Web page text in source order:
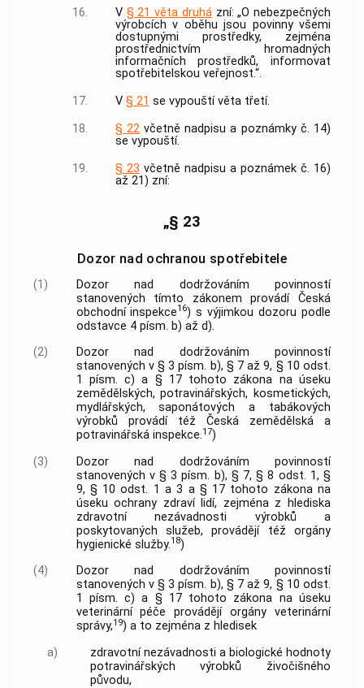
16.
V § 21 věta druházní: „O nebezpečných
výrobcích v oběhu jsou povinny všemi
dostupnými prostředky, zejména
prostřednictvím hromadných
informačních prostředků, informovat
spotřebitelskou veřejnost.“.
17.
V § 21 se vypouští věta třetí.
18.
§ 22včetně nadpisu a poznámky č. 14)
se vypouští.
19.
§ 23 včetně nadpisu a poznámek č. 16)
až 21) zní:
„§ 23
Dozor nad ochranou spotřebitele
(1)
Dozor nad dodržováním povinností
stanovených tímto zákonem provádí Česká
obchodní inspekce16) s výjimkou dozoru podle
odstavce 4 písm. b) až d).
(2)
Dozor nad dodržováním povinností
stanovených v § 3 písm. b), § 7 až 9, § 10 odst.
1 písm. c) a § 17 tohoto zákona na úseku
zemědělských, potravinářských, kosmetických,
mydlářských, saponátových a tabákových
výrobků provádí též Česká zemědělská a
potravinářská inspekce.17)
(3)
Dozor nad dodržováním povinností
stanovených v § 3 písm. b), § 7, § 8 odst. 1, §
9, § 10 odst. 1 a 3 a § 17 tohoto zákona na
úseku ochrany zdraví lidí, zejména z hlediska
zdravotní nezávadnosti výrobků a
poskytovaných služeb, provádějí též orgány
hygienické služby.18)
(4)
Dozor nad dodržováním povinností
stanovených v § 3 písm. b), § 7 až 9, § 10 odst.
1 písm. c) a § 17 tohoto zákona na úseku
veterinární péče provádějí orgány veterinární
správy,19) a to zejména z hledisek
a)
zdravotní nezávadnosti a biologické hodnoty
potravinářských výrobků živočišného
původu,